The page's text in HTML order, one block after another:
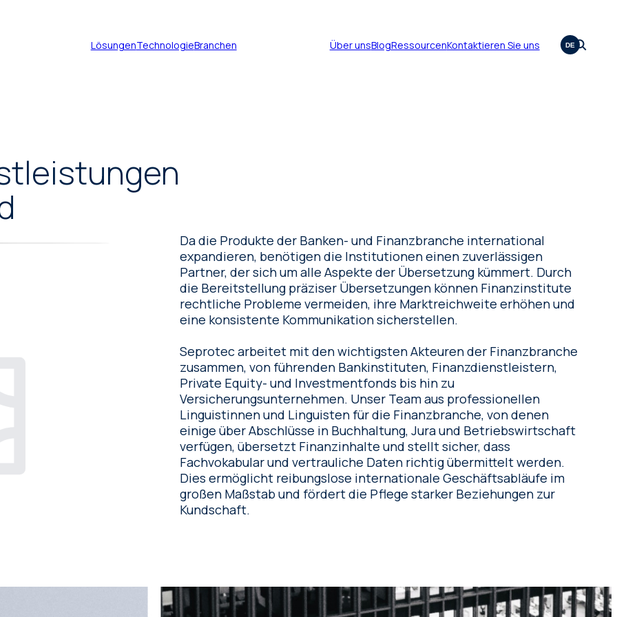
Lösungen
Technische Übersetzung
TechnologieBranchen Über unsBlogRessourcenKontaktieren Sie uns DE
Da die Produkte der Banken- und Finanzbranche international
expandieren, benötigen die Institutionen einen zuverlässigen
Partner, der sich um alle Aspekte der Übersetzung kümmert. Durch
die Bereitstellung präziser Übersetzungen können Finanzinstitute
rechtliche Probleme vermeiden, ihre Marktreichweite erhöhen und
eine konsistente Kommunikation sicherstellen.
Seprotec arbeitet mit den wichtigsten Akteuren der Finanzbranche
zusammen, von führenden Bankinstituten, Finanzdienstleistern,
Private Equity- und Investmentfonds bis hin zu
Versicherungsunternehmen. Unser Team aus professionellen
Linguistinnen und Linguisten für die Finanzbranche, von denen
einige über Abschlüsse in Buchhaltung, Jura und Betriebswirtschaft
verfügen, übersetzt Finanzinhalte und stellt sicher, dass
Fachvokabular und vertrauliche Daten richtig übermittelt werden.
Dies ermöglicht reibungslose internationale Geschäftsabläufe im
großen Maßstab und fördert die Pflege starker Beziehungen zur
Kundschaft.